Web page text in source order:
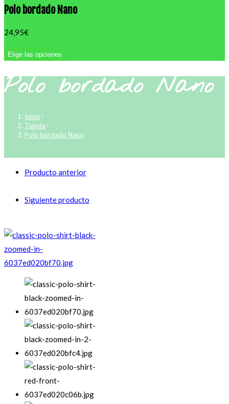
Polo bordado Nano
24,95€
Elige las opciones
Polo bordado Nano
Inicio>
Tienda>
Polo bordado Nano
Producto anterior
Siguiente producto